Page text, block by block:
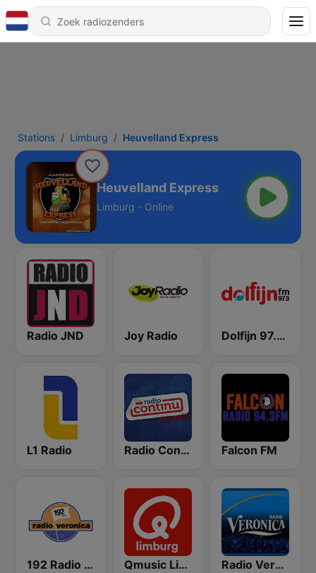
Stations Limburg Heuvelland Express
Heuvelland Express
Limburg - Online
Radio JND Joy Radio Dolfijn 97.3 FM
L1 Radio Radio Continu Falcon FM
192 Radio Veronica - Goed idee Qmusic Limburg Radio Veronica